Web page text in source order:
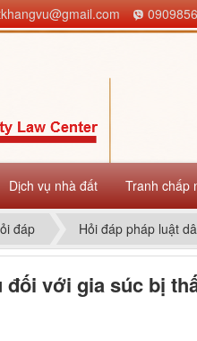
Dịch vụ nhà đất Tranh chấp
đáp Hỏi đáp pháp luật
với gia súc bị